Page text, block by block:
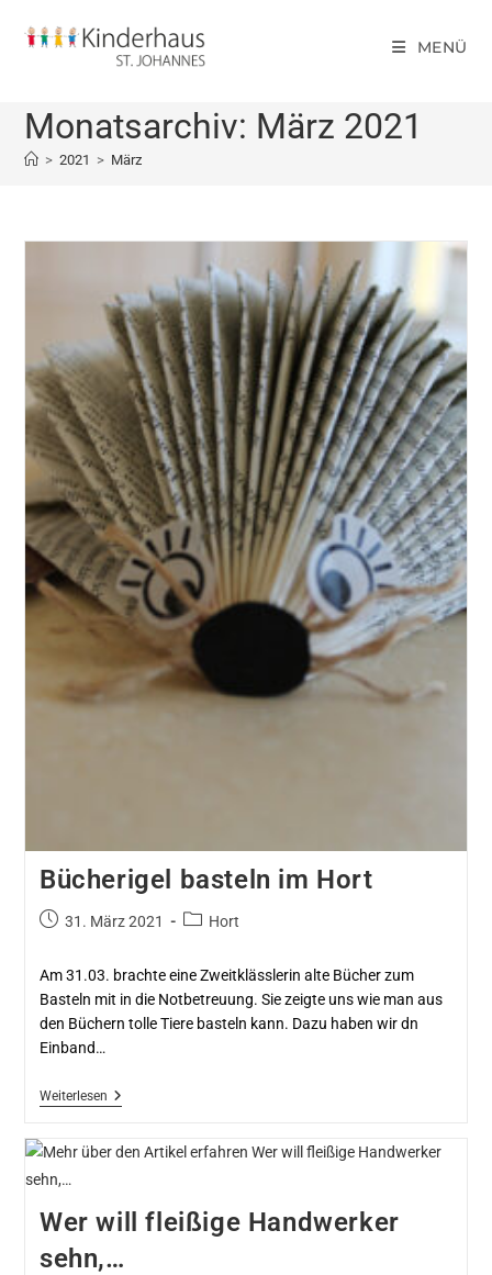
MENÜ
Monatsarchiv: März 2021
> 2021 > März
Bücherigel basteln im Hort
31. März 2021 Hort
Am 31.03. brachte eine Zweitklässlerin alte Bücher zum
Basteln mit in die Notbetreuung. Sie zeigte uns wie man aus
den Büchern tolle Tiere basteln kann. Dazu haben wir dn
Einband…
Weiterlesen
Wer will fleißige Handwerker
sehn,…